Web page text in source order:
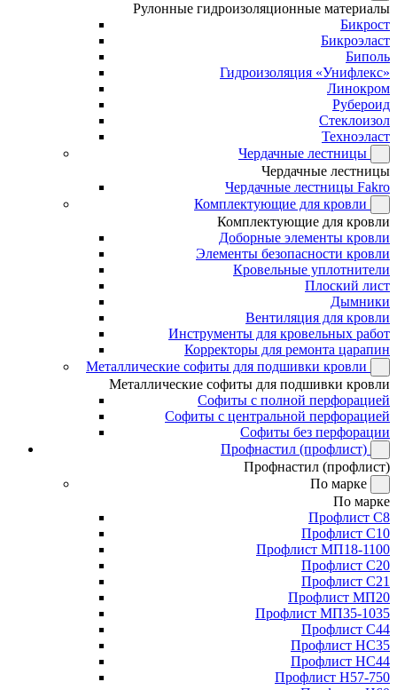
Рулонные гидроизоляционные материалы
Бикрост
Бикроэласт
Биполь
Гидроизоляция «Унифлекс»
Линокром
Рубероид
Стеклоизол
Техноэласт
Чердачные лестницы
Чердачные лестницы
Чердачные лестницы Fakro
Комплектующие для кровли
Комплектующие для кровли
Доборные элементы кровли
Элементы безопасности кровли
Кровельные уплотнители
Плоский лист
Дымники
Вентиляция для кровли
Инструменты для кровельных работ
Корректоры для ремонта царапин
Металлические софиты для подшивки кровли
Металлические софиты для подшивки кровли
Софиты с полной перфорацией
Софиты с центральной перфорацией
Софиты без перфорации
Профнастил (профлист)
Профнастил (профлист)
По марке
По марке
Профлист С8
Профлист С10
Профлист МП18-1100
Профлист С20
Профлист С21
Профлист МП20
Профлист МП35-1035
Профлист С44
Профлист НС35
Профлист НС44
Профлист Н57-750